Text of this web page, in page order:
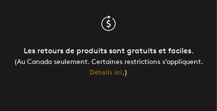
Les retours de produits sont gratuits et faciles.
(Au Canada seulement. Certaines restrictions s’appliquent.
Détails ici.)